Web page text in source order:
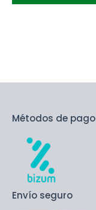
Métodos de pago
Envío seguro